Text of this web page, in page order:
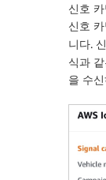
신호
신호
니다.
식과
을 수